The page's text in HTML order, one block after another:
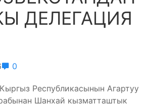
ДЕЛЕГАЦИЯ
0
Республикасынын Агартуу
Шанхай кызматташтык